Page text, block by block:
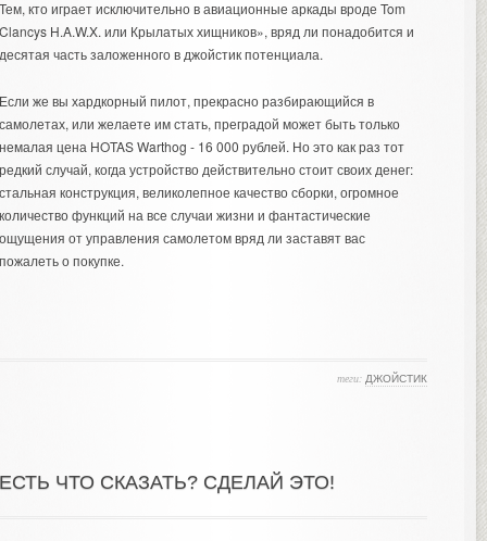
кто играет исключительно в авиационные аркады вроде Tom
H.A.W.X. или Крылатых хищников», вряд ли понадобится и
часть заложенного в джойстик потенциала.
же вы хардкорный пилот, прекрасно разбирающийся в
или желаете им стать, преградой может быть только
цена HOTAS Warthog - 16 000 рублей. Но это как раз тот
случай, когда устройство действительно стоит своих денег:
конструкция, великолепное качество сборки, огромное
функций на все случаи жизни и фантастические
от управления самолетом вряд ли заставят вас
о покупке.
теги: ДЖОЙСТИК
ЧТО СКАЗАТЬ? СДЕЛАЙ ЭТО!